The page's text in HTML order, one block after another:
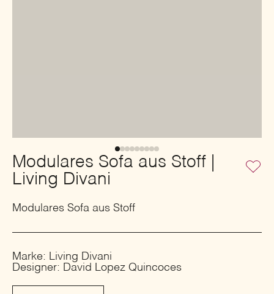
Modulares Sofa aus Stoff |
Living Divani
Modulares Sofa aus Stoff
Marke: Living Divani
Designer: David Lopez Quincoces